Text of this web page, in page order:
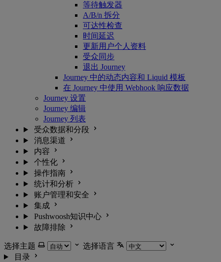
等待触发器
A/B/n 拆分
可达性检查
时间延迟
更新用户个人资料
受众同步
退出 Journey
Journey 中的动态内容和 Liquid 模板
在 Journey 中使用 Webhook 响应数据
Journey 设置
Journey 编辑
Journey 列表
受众数据和分段
消息渠道
内容
个性化
操作指南
统计和分析
账户管理和安全
集成
Pushwoosh知识中心
故障排除
选择主题
选择语言
目录